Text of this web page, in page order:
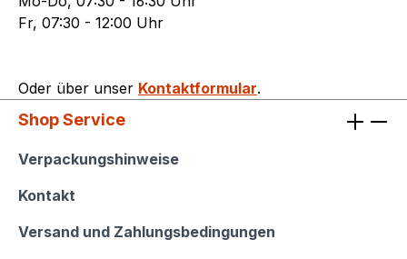
Fr, 07:30 - 12:00 Uhr
Oder über unser Kontaktformular.
Shop Service
Shop Service
Verpackungshinweise
Kontakt
Versand und Zahlungsbedingungen